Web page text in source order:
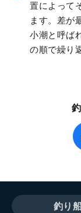
置によって
ます。差が
小潮と呼
の順で繰り
釣り